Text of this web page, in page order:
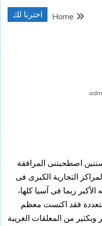
اخترنا لك Home
اصطحبتنى المرافقة
التجارية الكبرى فى
ربما فى آسيا كلها،
فقد اكتست معظم
وبكثير من المعلقات الغريبة